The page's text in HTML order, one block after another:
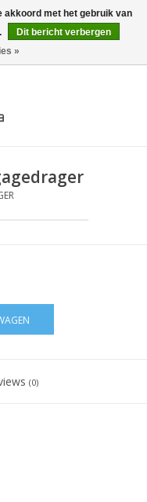
0 Artikelen - €0,00
(0)
akkoord met het gebruik van
Dit bericht verbergen
»